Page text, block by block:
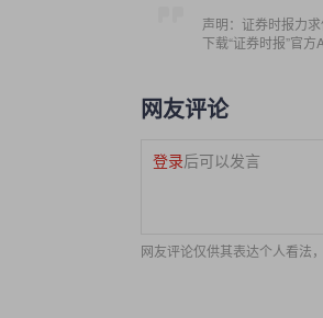
声明：证券时报力
下载“证券时报”官
网友评论
登录后可以发言
网友评论仅供其表达个人看法